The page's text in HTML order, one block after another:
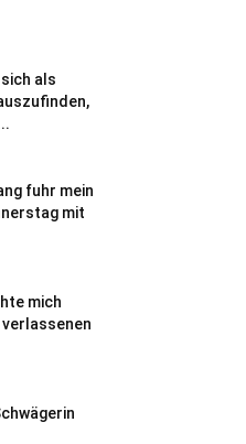
als
fuhr mein
mit
mich
verlassenen